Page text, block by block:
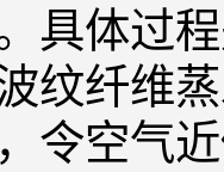
具体过
纹纤维
令空气